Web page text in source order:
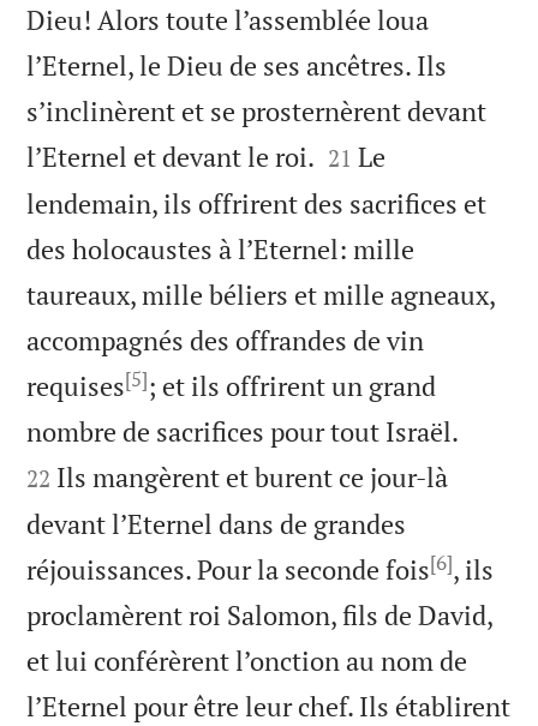
Dieu! Alors toute l’assemblée loua
l’Eternel, le Dieu de ses ancêtres. Ils
s’inclinèrent et se prosternèrent devant
l’Eternel et devant le roi. 

21 Le
lendemain, ils offrirent des sacrifices et
des holocaustes à l’Eternel: mille
taureaux, mille béliers et mille agneaux,
accompagnés des offrandes de vin
requises[5]; et ils offrirent un grand
nombre de sacrifices pour tout Israël.
22 Ils mangèrent et burent ce jour-là
devant l’Eternel dans de grandes
réjouissances. Pour la seconde fois[6], ils
proclamèrent roi Salomon, fils de David,
et lui conférèrent l’onction au nom de
l’Eternel pour être leur chef. Ils établirent